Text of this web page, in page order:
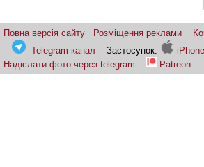
Повна версія сайту Розміщення реклами
Telegram-канал
Застосунок: iPhone
Надіслати фото через telegram
Patreon